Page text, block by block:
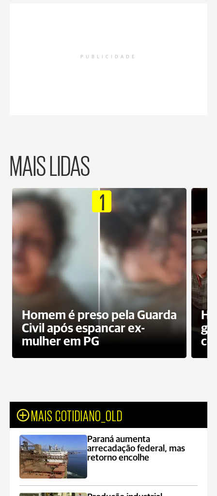
PUBLICIDADE
MAIS LIDAS
1
Homem é preso pela Guarda
Civil após espancar ex-
mulher em PG
MAIS COTIDIANO_OLD
Paraná aumenta
arrecadação federal, mas
retorno encolhe